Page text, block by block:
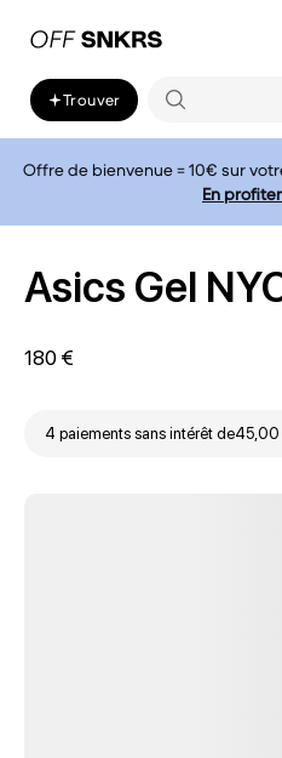
Trouver
Offre de bienvenue = 10€ sur
En profiter
Asics Gel
180 €
4 paiements sans intérêt de45,00